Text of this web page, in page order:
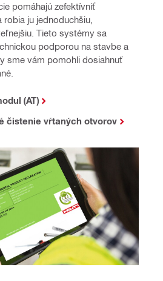
pomáhajú zefektívniť
robia ju jednoduchšiu,
Tieto systémy sa
podporou na stavbe a
sme vám pomohli dosiahnuť
(AT)
čistenie vŕtaných otvorov